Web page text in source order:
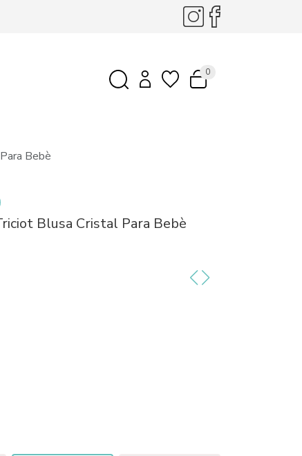
0
Bebè
Blusa Cristal Para Bebè